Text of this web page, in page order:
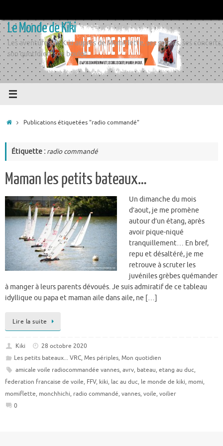
contenu
Le Monde de Kiki
Les aventures de Kiki auprès de Momiflette, ses sorties, ses concerts,
son quotidien, son boulot
AccueilPublications étiquetées "radio commandé"
Étiquette : radio commandé
Maman les petits bateaux…
Un dimanche du mois
d’aout, je me promène
autour d’un étang, après
avoir pique-niqué
tranquillement… En bref,
repu et désaltéré, je me
retrouve à scruter les
juvéniles grèbes quémander
à manger à leurs parents dévoués. Je suis admiratif de ce tableau
idyllique ou papa et maman aile dans aile, ne […]
Lire la suite
Kiki
28 octobre 2020
Les petits bateaux... VRC, Mes périples, Mon quotidien
amicale voile radiocommandée vannes, avrv, bateau, etang au duc,
federation francaise de voile, FFV, kiki, lac au duc, le monde de kiki, momi,
momiflette, monchhichi, radio commandé, vannes, voile, voilier
0